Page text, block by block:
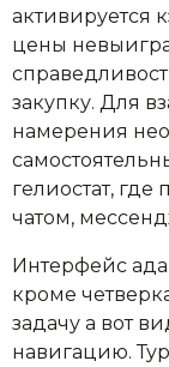
активируется
цены
закупку. Для
намерения
гелиостат,
чатом,
Интерфейс
кроме
задачу а вот
навигацию.